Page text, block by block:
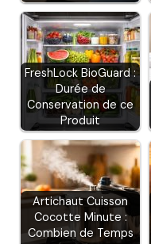
FreshLock BioGuard :
Durée de
Conservation de ce
Produit
Artichaut Cuisson
Cocotte Minute :
Combien de Temps